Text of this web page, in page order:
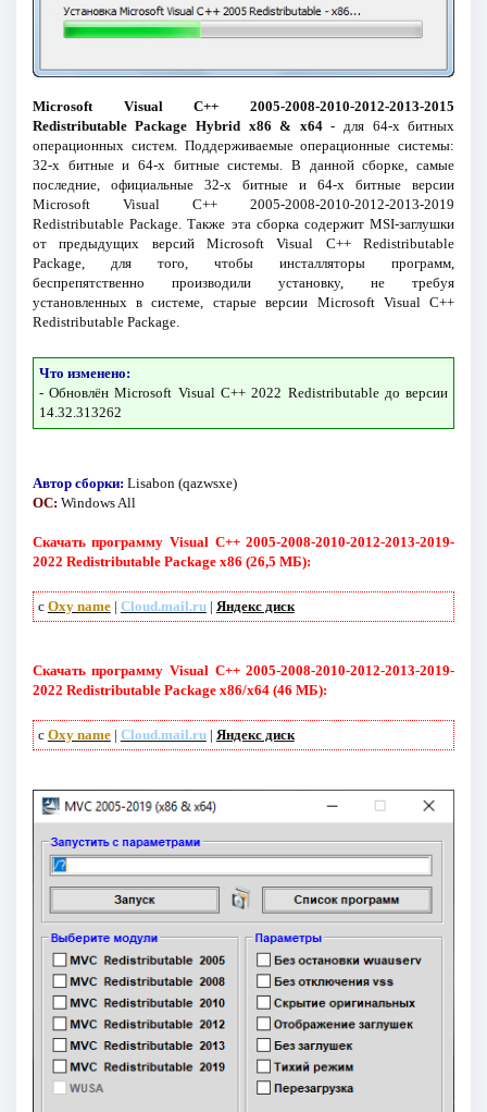
Microsoft Visual C++ 2005-2008-2010-2012-2013-2015
Redistributable Package Hybrid x86 & x64- для 64-х битных
операционных систем. Поддерживаемые операционные системы:
32-х битные и 64-х битные системы. В данной сборке, самые
последние, официальные 32-х битные и 64-х битные версии
Microsoft Visual C++ 2005-2008-2010-2012-2013-2019
Redistributable Package. Также эта сборка содержит MSI-заглушки
от предыдущих версий Microsoft Visual C++ Redistributable
Package, для того, чтобы инсталляторы программ,
беспрепятственно производили установку, не требуя
установленных в системе, старые версии Microsoft Visual C++
Redistributable Package.
Что изменено:
- Обновлён Microsoft Visual C++ 2022 Redistributable до версии
14.32.313262
Автор сборки: Lisabon (qazwsxe)
ОС: Windows All
Скачать программу Visual C++ 2005-2008-2010-2012-2013-2019-
2022 Redistributable Package x86 (26,5 МБ):
с Oxy name| Cloud.mail.ru| Яндекс диск
Скачать программу Visual C++ 2005-2008-2010-2012-2013-2019-
2022 Redistributable Package x86/x64 (46 МБ):
с Oxy name| Cloud.mail.ru| Яндекс диск